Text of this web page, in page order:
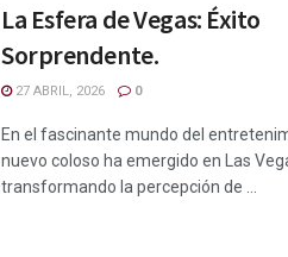
La Esfera de Vegas: Éxito
Sorprendente.
27 ABRIL, 2026 0
En el fascinante mundo del
nuevo coloso ha emergido en Las
transformando la percepción de ...